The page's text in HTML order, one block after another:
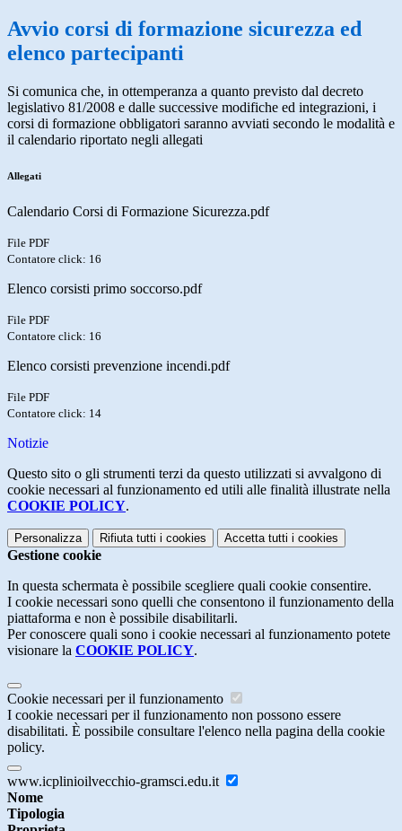
Avvio corsi di formazione sicurezza ed
elenco partecipanti
Si comunica che, in ottemperanza a quanto previsto dal decreto
legislativo 81/2008 e dalle successive modifiche ed integrazioni, i
corsi di formazione obbligatori saranno avviati secondo le modalità e
il calendario riportato negli allegati
Allegati
Calendario Corsi di Formazione Sicurezza.pdf
File PDF
Contatore click: 16
Elenco corsisti primo soccorso.pdf
File PDF
Contatore click: 16
Elenco corsisti prevenzione incendi.pdf
File PDF
Contatore click: 14
Notizie
Questo sito o gli strumenti terzi da questo utilizzati si avvalgono di
cookie necessari al funzionamento ed utili alle finalità illustrate nella
COOKIE POLICY.
Personalizza Rifiuta tutti i cookies Accetta tutti i cookies
Gestione cookie
In questa schermata è possibile scegliere quali cookie consentire.
I cookie necessari sono quelli che consentono il funzionamento della
piattaforma e non è possibile disabilitarli.
Per conoscere quali sono i cookie necessari al funzionamento potete
visionare la COOKIE POLICY.
Cookie necessari per il funzionamento
I cookie necessari per il funzionamento non possono essere
disabilitati. È possibile consultare l'elenco nella pagina della cookie
policy.
www.icplinioilvecchio-gramsci.edu.it
Nome
Tipologia